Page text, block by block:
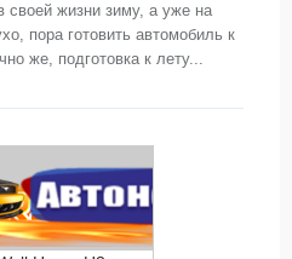
жизни зиму, а уже на
пора готовить автомобиль к
же, подготовка к лету...